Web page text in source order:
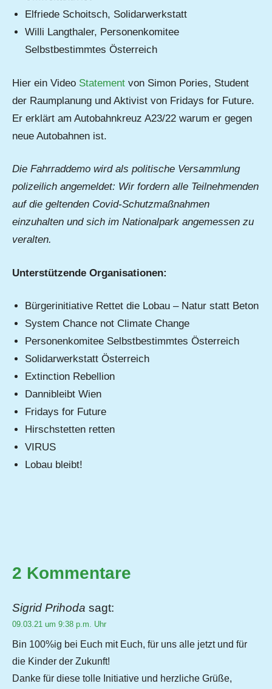
Elfriede Schoitsch, Solidarwerkstatt
Willi Langthaler, Personenkomitee
Selbstbestimmtes Österreich
Hier ein Video Statement von Simon Pories, Student
der Raumplanung und Aktivist von Fridays for Future.
Er erklärt am Autobahnkreuz A23/22 warum er gegen
neue Autobahnen ist.
Die Fahrraddemo wird als politische Versammlung
polizeilich angemeldet: Wir fordern alle Teilnehmenden
auf die geltenden Covid-Schutzmaßnahmen
einzuhalten und sich im Nationalpark angemessen zu
veralten.
Unterstützende Organisationen:
Bürgerinitiative Rettet die Lobau – Natur statt Beton
System Chance not Climate Change
Personenkomitee Selbstbestimmtes Österreich
Solidarwerkstatt Österreich
Extinction Rebellion
Dannibleibt Wien
Fridays for Future
Hirschstetten retten
VIRUS
Lobau bleibt!
2 Kommentare
Sigrid Prihoda sagt:
09.03.21 um 9:38 p.m. Uhr
Bin 100%ig bei Euch mit Euch, für uns alle jetzt und für
die Kinder der Zukunft!
Danke für diese tolle Initiative und herzliche Grüße,